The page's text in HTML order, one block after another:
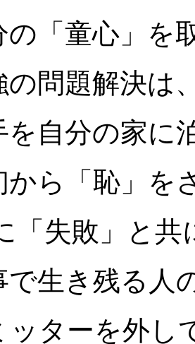
の「童心」を
の問題解決
を自分の家に
から「恥」
「失敗」と
で生き残る
ッターを外し